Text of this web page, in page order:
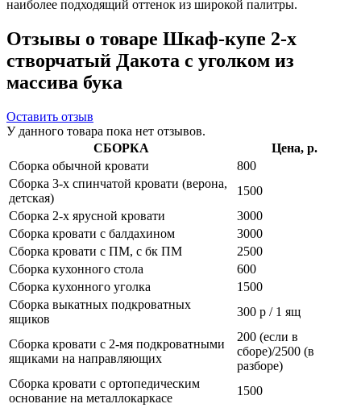
наиболее подходящий оттенок из широкой палитры.
Отзывы о товаре Шкаф-купе 2-х
створчатый Дакота с уголком из
массива бука
Оставить отзыв
У данного товара пока нет отзывов.
СБОРКА
Цена, р.
Сборка обычной кровати
800
Сборка 3-х спинчатой кровати (верона,
детская)
1500
Сборка 2-х ярусной кровати
3000
Сборка кровати с балдахином
3000
Сборка кровати с ПМ, с бк ПМ
2500
Сборка кухонного стола
600
Сборка кухонного уголка
1500
Сборка выкатных подкроватных
ящиков
300 р / 1 ящ
Сборка кровати с 2-мя подкроватными
ящиками на направляющих
200 (если в
сборе)/2500 (в
разборе)
Сборка кровати с ортопедическим
основание на металлокаркасе
1500